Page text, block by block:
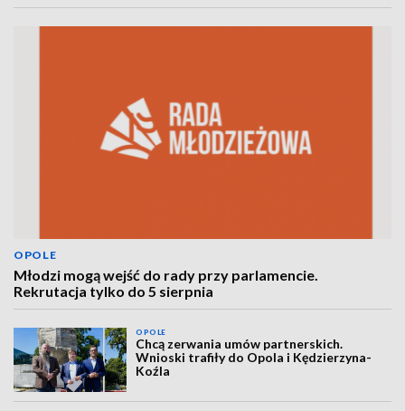
OPOLE
Młodzi mogą wejść do rady przy parlamencie.
Rekrutacja tylko do 5 sierpnia
OPOLE
Chcą zerwania umów partnerskich.
Wnioski trafiły do Opola i Kędzierzyna-
Koźla